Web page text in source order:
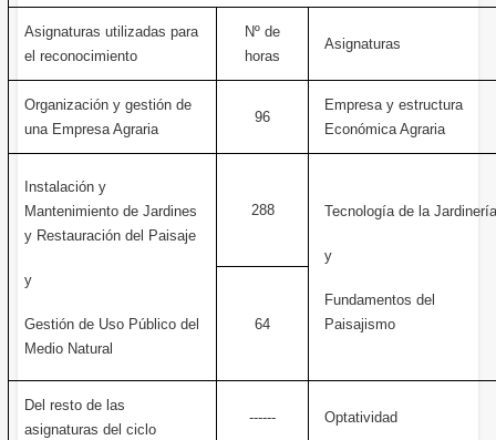
Asignaturas utilizadas para
el reconocimiento
Nº de
horas
Asignaturas
Organización y gestión de
una Empresa Agraria
96
Empresa y estructura
Económica Agraria
Instalación y
Mantenimiento de Jardines
y Restauración del Paisaje
y
Gestión de Uso Público del
Medio Natural
288 Tecnología de la
y
Fundamentos del
Paisajismo
64
Del resto de las
asignaturas del ciclo
------ Optatividad